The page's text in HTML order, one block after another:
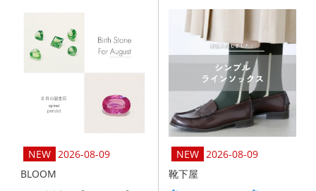
2026-08-09
BLOOM
2026-08-09
靴下屋